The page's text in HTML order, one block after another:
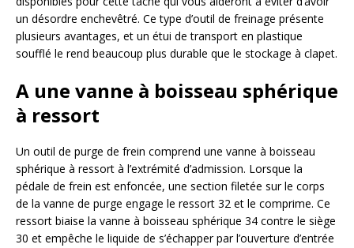
un désordre enchevêtré. Ce type d’outil de freinage présente
plusieurs avantages, et un étui de transport en plastique
soufflé le rend beaucoup plus durable que le stockage à clapet.
A une vanne à boisseau sphérique
à ressort
Un outil de purge de frein comprend une vanne à boisseau
sphérique à ressort à l’extrémité d’admission. Lorsque la
pédale de frein est enfoncée, une section filetée sur le corps
de la vanne de purge engage le ressort 32 et le comprime. Ce
ressort biaise la vanne à boisseau sphérique 34 contre le siège
30 et empêche le liquide de s’échapper par l’ouverture d’entrée